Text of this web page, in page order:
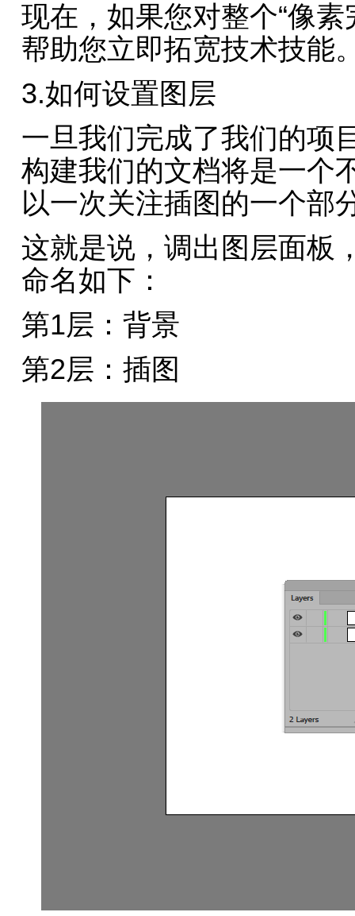
现在，如果您对整个“像
帮助您立即拓宽技术技能
3.如何设置图层
一旦我们完成了我们的项
构建我们的文档将是一个
以一次关注插图的一个部
这就是说，调出图层面板
命名如下：
第1层：背景
第2层：插图